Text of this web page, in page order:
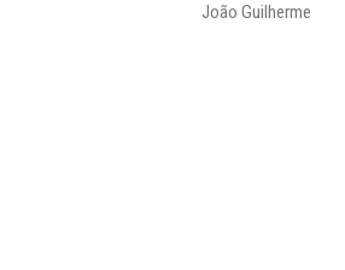
João Guilherme